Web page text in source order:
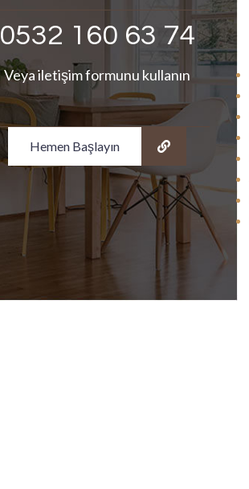
0532 160 63 74
Veya iletişim formunu kullanın
Hemen Başlayın